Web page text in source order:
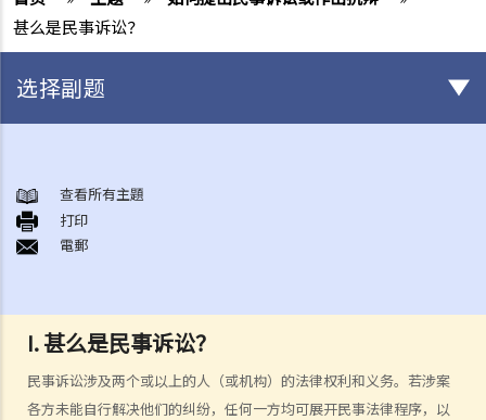
甚么是民事诉讼？
I. 甚么是民事诉讼？
民事诉讼涉及两个或以上的人（或机构）的法律权利和义务。若涉案
各方未能自行解决他们的纠纷，任何一方均可展开民事法律程序，以
选择副题
展开民事诉讼前应当考虑的事项
1. 我可以不提出诉讼而解决纠纷吗？
2. 我是否有充分的法律理据去展开民事诉讼？对方又可否在同一案件中
律协助）？
5. 我有能力支付有关法律开支吗？
查看所有主題
打印
電郵